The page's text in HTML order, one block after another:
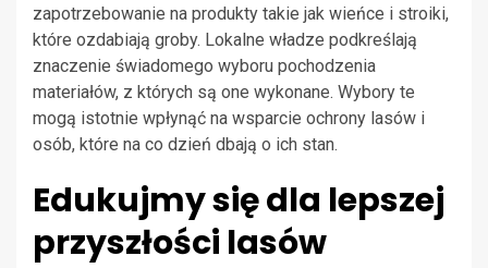
zapotrzebowanie na produkty takie jak wieńce i stroiki,
które ozdabiają groby. Lokalne władze podkreślają
znaczenie świadomego wyboru pochodzenia
materiałów, z których są one wykonane. Wybory te
mogą istotnie wpłynąć na wsparcie ochrony lasów i
osób, które na co dzień dbają o ich stan.
Edukujmy się dla lepszej
przyszłości lasów